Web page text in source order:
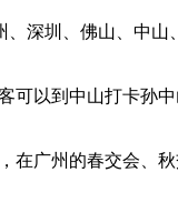
深圳、佛山、中
可以到中山打卡
在广州的春交会、